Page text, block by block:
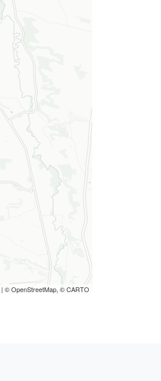
| © OpenStreetMap, © CARTO